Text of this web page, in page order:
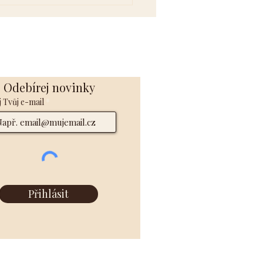
Odebírej novinky
Tvůj e-mail
Přihlásit